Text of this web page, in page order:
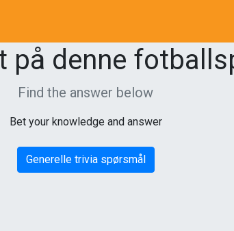
på denne
Find the answer below
Bet your knowledge and answer
Generelle trivia spørsmål